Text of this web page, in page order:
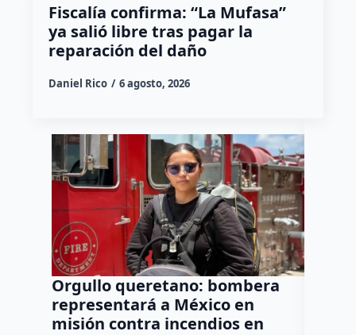
Fiscalía confirma: “La Mufasa”
ya salió libre tras pagar la
reparación del daño
Daniel Rico 6 agosto, 2026
Orgullo queretano: bombera
representará a México en
misión contra incendios en